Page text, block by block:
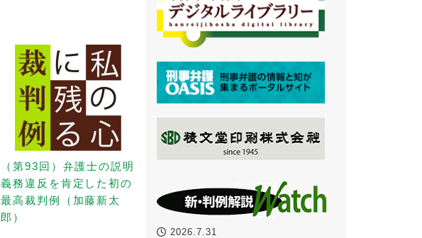
（第93回）弁護士の説明
義務違反を肯定した初の
最高裁判例（加藤新太
郎）
2026.7.31